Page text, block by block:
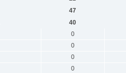
47
40
0
0
0
0